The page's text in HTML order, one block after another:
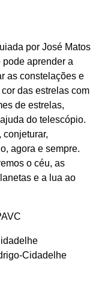
por José Matos
aprender a
as constelações e
das estrelas com
de estrelas,
do telescópio.
conjeturar,
agora e sempre.
o céu, as
e a lua ao
Cidadelhe